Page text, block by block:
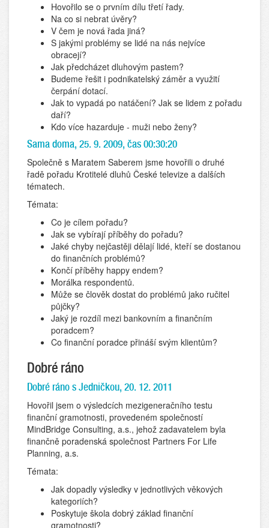
Hovořilo se o prvním dílu třetí řady.
Na co si nebrat úvěry?
V čem je nová řada jiná?
S jakými problémy se lidé na nás nejvíce
obracejí?
Jak předcházet dluhovým pastem?
Budeme řešit i podnikatelský záměr a využití
čerpání dotací.
Jak to vypadá po natáčení? Jak se lidem z pořadu
daří?
Kdo více hazarduje - muži nebo ženy?
Sama doma, 25. 9. 2009, čas 00:30:20
Společně s Maratem Saberem jsme hovořili o druhé
řadě pořadu Krotitelé dluhů České televize a dalších
tématech.
Témata:
Co je cílem pořadu?
Jak se vybírají příběhy do pořadu?
Jaké chyby nejčastěji dělají lidé, kteří se dostanou
do finančních problémů?
Končí příběhy happy endem?
Morálka respondentů.
Může se člověk dostat do problémů jako ručitel
půjčky?
Jaký je rozdíl mezi bankovním a finančním
poradcem?
Co finanční poradce přináší svým klientům?
Dobré ráno
Dobré ráno s Jedničkou, 20. 12. 2011
Hovořil jsem o výsledcích mezigeneračního testu
finanční gramotnosti, provedeném společností
MindBridge Consulting, a.s., jehož zadavatelem byla
finančně poradenská společnost Partners For Life
Planning, a.s.
Témata:
Jak dopadly výsledky v jednotlivých věkových
kategoriích?
Poskytuje škola dobrý základ finanční
gramotnosti?